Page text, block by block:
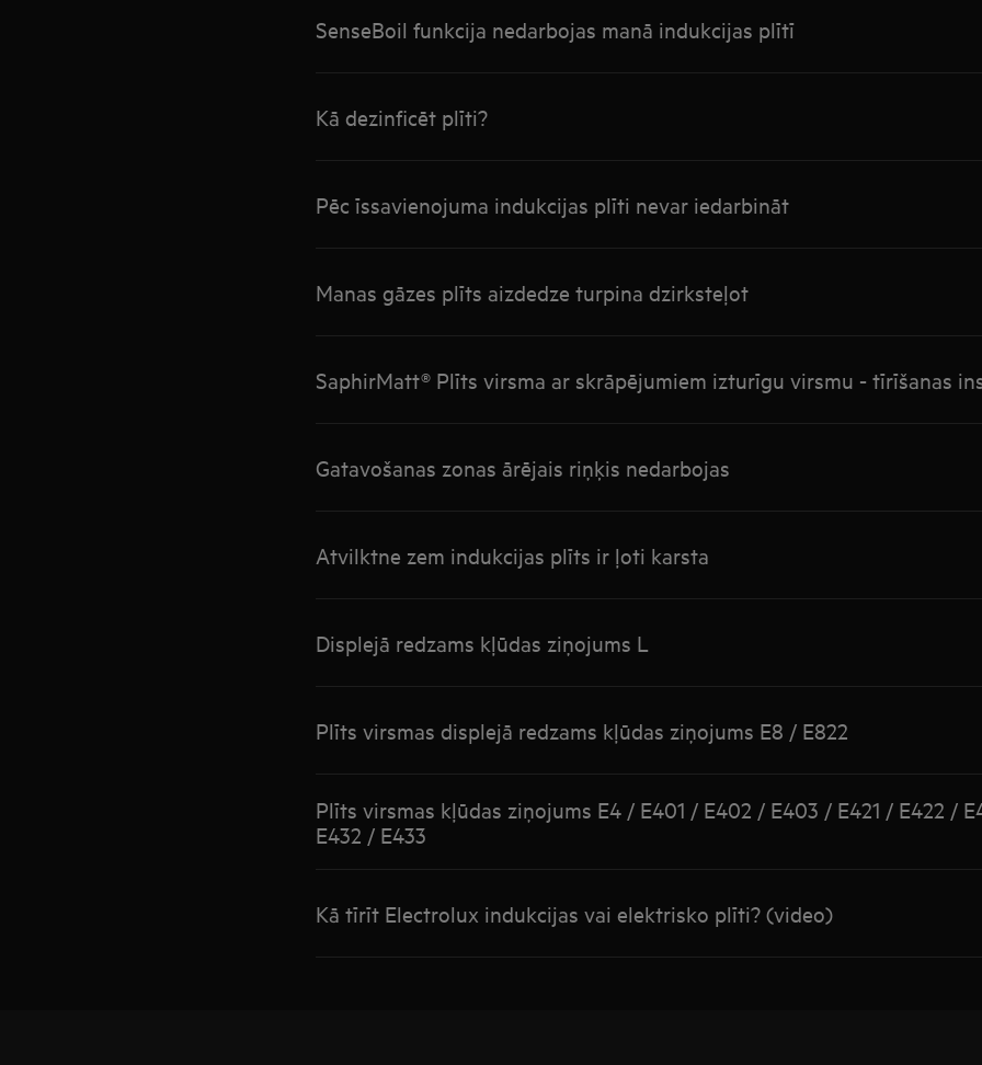
SenseBoil funkcija nedarbojas manā indukcijas plītī
Kā dezinficēt plīti?
Pēc īssavienojuma indukcijas plīti nevar iedarbināt
Manas gāzes plīts aizdedze turpina dzirksteļot
SaphirMatt® Plīts virsma ar skrāpējumiem izturīgu virsmu - tīrīšanas
Gatavošanas zonas ārējais riņķis nedarbojas
Atvilktne zem indukcijas plīts ir ļoti karsta
Displejā redzams kļūdas ziņojums L
Plīts virsmas displejā redzams kļūdas ziņojums E8 / E822
Plīts virsmas kļūdas ziņojums E4 / E401 / E402 / E403 / E421 / E422 /
E432 / E433
Kā tīrīt Electrolux indukcijas vai elektrisko plīti? (video)